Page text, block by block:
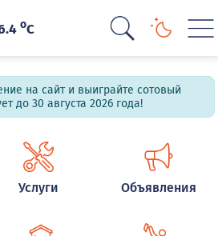
oC
на сайт и выиграйте сотовый
до 30 августа 2026 года!
Услуги Объявления